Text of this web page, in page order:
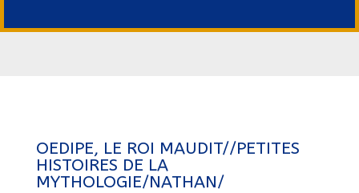
OEDIPE, LE ROI MAUDIT//PETITES
HISTOIRES DE LA
MYTHOLOGIE/NATHAN/